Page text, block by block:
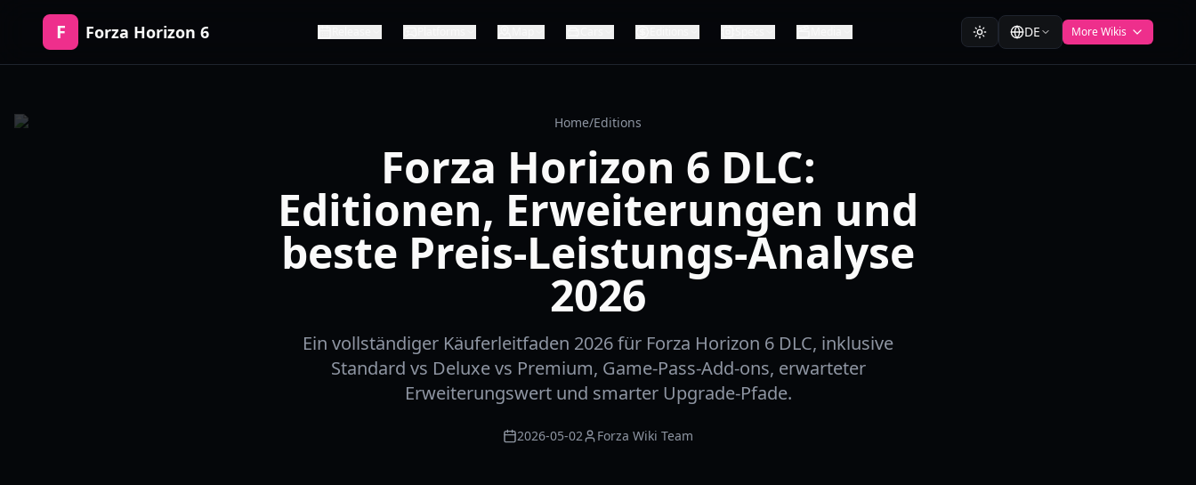
F Forza Horizon 6 DE More Wikis
Home/Editions
Forza Horizon 6 DLC:
Editionen, Erweiterungen und
beste Preis-Leistungs-Analyse
2026
Ein vollständiger Käuferleitfaden 2026 für Forza Horizon 6 DLC, inklusive
Standard vs Deluxe vs Premium, Game-Pass-Add-ons, erwarteter
Erweiterungswert und smarter Upgrade-Pfade.
2026-05-02 Forza Wiki Team